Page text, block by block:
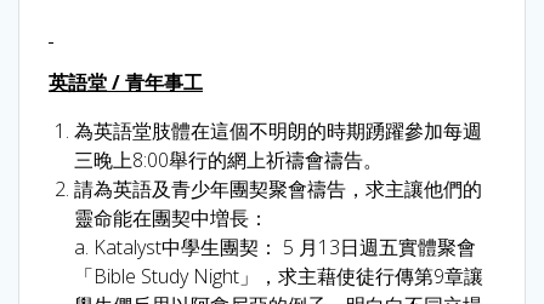
英語堂/青年事工
為英語堂肢體在這個不明朗的時期踴躍參加每週
三晚上8:00舉行的網上祈禱會禱告。
請為英語及青少年團契聚會禱告，求主讓他們的
靈命能在團契中増長：
a. Katalyst中學生團契： 5 月13日週五實體聚會
「Bible Study Night」，求主藉使徒行傳第9章讓